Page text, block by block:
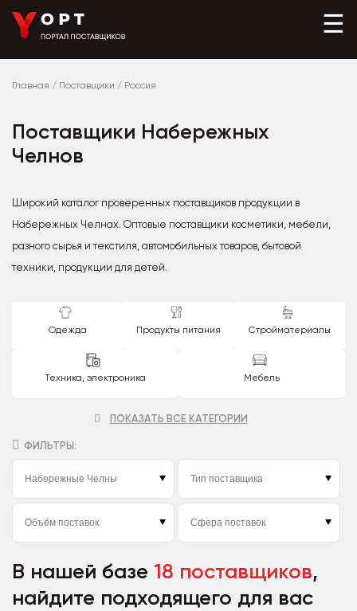
☰
Главная / Поставщики / Россия
Поставщики Набережных
Челнов
Широкий каталог проверенных поставщиков продукции в
Набережных Челнах. Оптовые поставщики косметики, мебели,
разного сырья и текстиля, автомобильных товаров, бытовой
техники, продукции для детей.
Одежда Продукты питания Стройматериалы
Техника, электроника Мебель
ПОКАЗАТЬ ВСЕ КАТЕГОРИИ
ФИЛЬТРЫ:
В нашей базе 18 поставщиков,
найдите подходящего для вас